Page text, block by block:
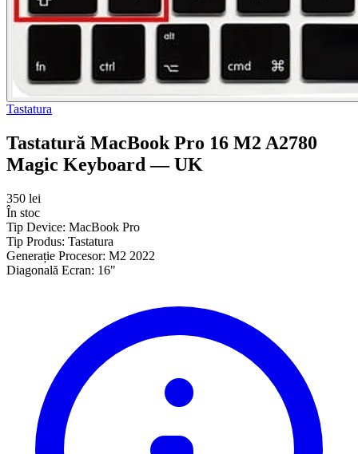
Tastatura
Tastatură MacBook Pro 16 M2 A2780
Magic Keyboard — UK
350 lei
În stoc
Tip Device: MacBook Pro
Tip Produs: Tastatura
Generație Procesor: M2 2022
Diagonală Ecran: 16"